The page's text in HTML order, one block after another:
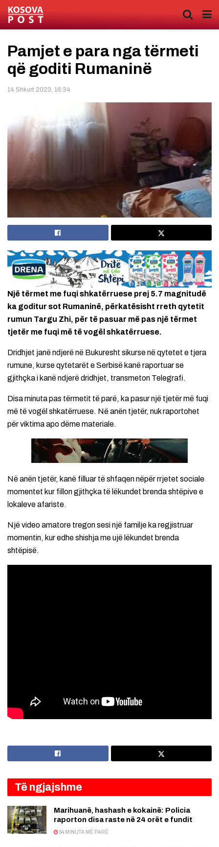
Pamjet e para nga tërmeti
që goditi Rumaninë
14 Shkurt 2023, 16:34
Një tërmet me fuqi shkatërruese prej 5.7 magnitudë
ka goditur sot Rumaninë, përkatësisht rreth qytetit
rumun Targu Zhi, për të pasuar më pas një tërmet
tjetër me fuqi më të vogël shkatërruese.
Dridhjet janë ndjerë në Bukuresht sikurse në qytetet e tjera
rumune, kurse qytetarët e Serbisë kanë raportuar se
gjithçka i kanë ndjerë dridhjet, transmeton Telegrafi.
Disa minuta pas tërmetit të parë, ka pasur një tjetër më fuqi
më të vogël shkatërruese. Në anën tjetër, nuk raportohet
për viktima apo dëme materiale.
Në anën tjetër, kanë filluar të shfaqen nëpër rrjetet sociale
momentet kur fillon gjithçka të lëkundet brenda shtëpive e
lokaleve afariste.
Një video amatore tregon sesi një familje ka regjistruar
momentin, kur edhe shishja me ujë lëkundet brenda
shtëpisë.
Të ngjajshme
Marihuanë, hashash e kokainë: Policia
raporton disa raste në 24 orët e fundit
54 MINUTA MË PARË